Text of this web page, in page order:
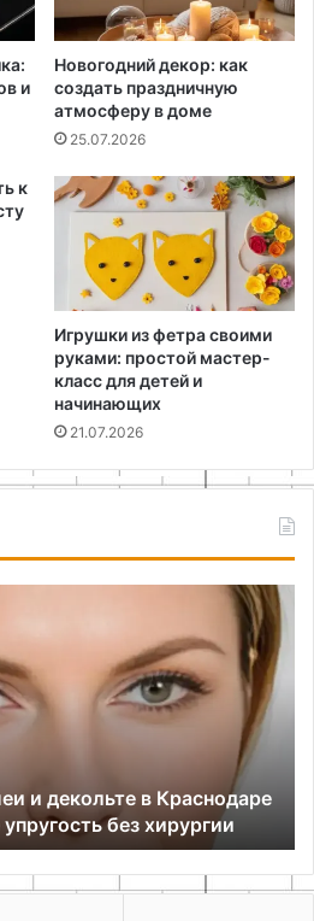
и
Новогодний декор: как
создать праздничную
атмосферу в доме
25.07.2026
к
Игрушки из фетра своими
руками: простой мастер-
класс для детей и
начинающих
21.07.2026
и декольте в Краснодаре
без хирургии